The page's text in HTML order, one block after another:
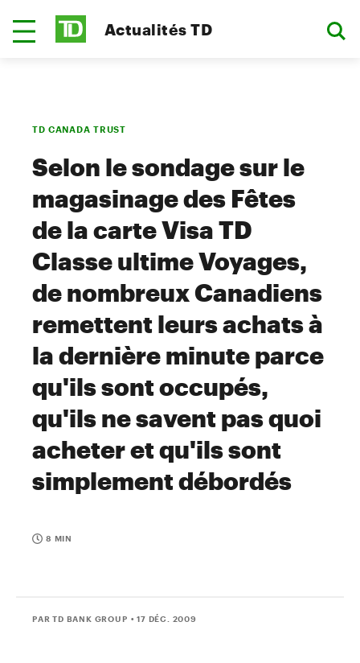
Actualités TD
TD CANADA TRUST
Selon le sondage sur le
magasinage des Fêtes
de la carte Visa TD
Classe ultime Voyages,
de nombreux Canadiens
remettent leurs achats à
la dernière minute parce
qu'ils sont occupés,
qu'ils ne savent pas quoi
acheter et qu'ils sont
simplement débordés
8 MIN
PAR TD BANK GROUP • 17 DÉC. 2009